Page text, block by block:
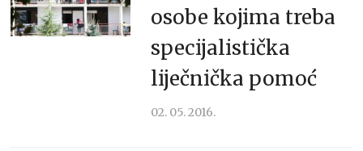
osobe kojima treba
specijalistička
liječnička pomoć
02. 05. 2016.